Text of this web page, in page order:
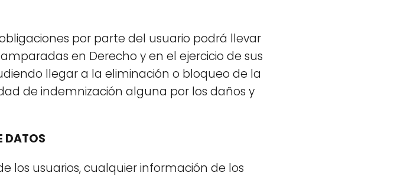
por parte del usuario podrá llevar
en Derecho y en el ejercicio de sus
llegar a la eliminación o bloqueo de la
de indemnización alguna por los daños y
DATOS
los usuarios, cualquier información de los